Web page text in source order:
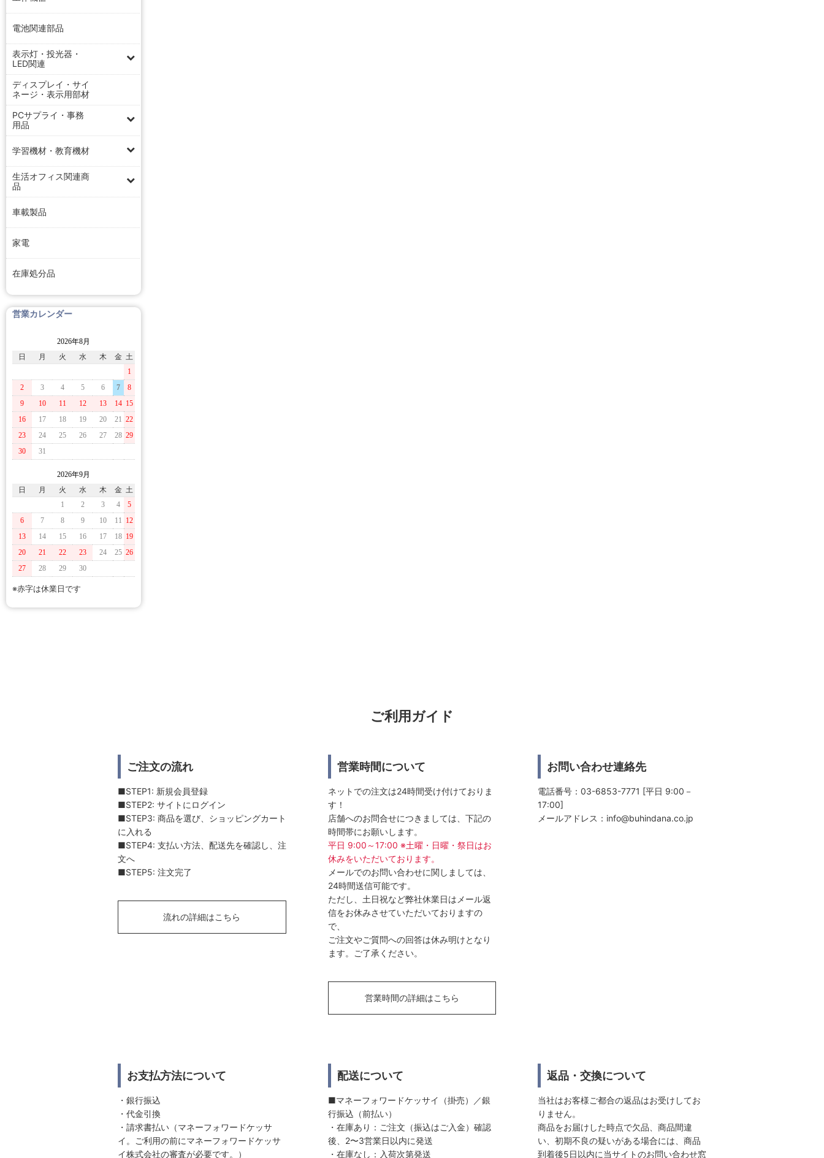
電池関連部品
表示灯・投光器・
LED関連
ディスプレイ・サイ
ネージ・表示用部材
PCサプライ・事務
用品
学習機材・教育機材
生活オフィス関連商
品
車載製品
家電
在庫処分品
営業カレンダー
2026年8月
日
月 火 水 木 金 土
1
2
3 4 5 6 7
8
9
10 11 12 13 14 15
16
17 18 19 20 21 22
23
24 25 26 27 28 29
30
31
2026年9月
日
月 火 水 木 金 土
1
2 3 4
5
6
7 8 9 10 11 12
13
14 15 16 17 18 19
20
21 22 23 24 25 26
27
28 29 30
※赤字は休業日です
ご利用ガイド
ご注文の流れ
■STEP1: 新規会員登録
■STEP2: サイトにログイン
■STEP3: 商品を選び、ショッピングカート
に入れる
■STEP4: 支払い方法、配送先を確認し、注
文へ
■STEP5: 注文完了
流れの詳細はこちら
営業時間について
ネットでの注文は24時間受け付けておりま
す！
店舗へのお問合せにつきましては、下記の
時間帯にお願いします。
平日 9:00～17:00 ※土曜・日曜・祭日はお
休みをいただいております。
メールでのお問い合わせに関しましては、
24時間送信可能です。
ただし、土日祝など弊社休業日はメール返
信をお休みさせていただいておりますの
で、
ご注文やご質問への回答は休み明けとなり
ます。ご了承ください。
営業時間の詳細はこちら
お問い合わせ連絡先
電話番号：03-6853-7771 [平日 9:00－
17:00]
メールアドレス： info@buhindana.co.jp
お支払方法について
・銀行振込
・代金引換
・請求書払い（マネーフォワードケッサ
イ。ご利用の前にマネーフォワードケッサ
イ株式会社の審査が必要です。）
配送について
■マネーフォワードケッサイ（掛売）／銀
行振込（前払い）
・在庫あり：ご注文（振込はご入金）確認
後、2〜3営業日以内に発送
・在庫なし：入荷次第発送
返品・交換について
当社はお客様ご都合の返品はお受けしてお
りません。
商品をお届けした時点で欠品、商品間違
い、初期不良の疑いがある場合には、商品
到着後5日以内に当サイトのお問い合わせ窓